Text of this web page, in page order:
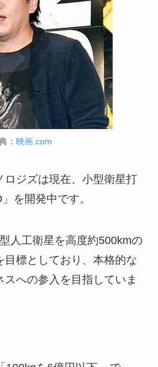
： 映画.com
ロジズは現在、小型衛星打
を開発中です。
人工衛星を高度約500kmの
目標としており、本格的な
への参入を目指していま